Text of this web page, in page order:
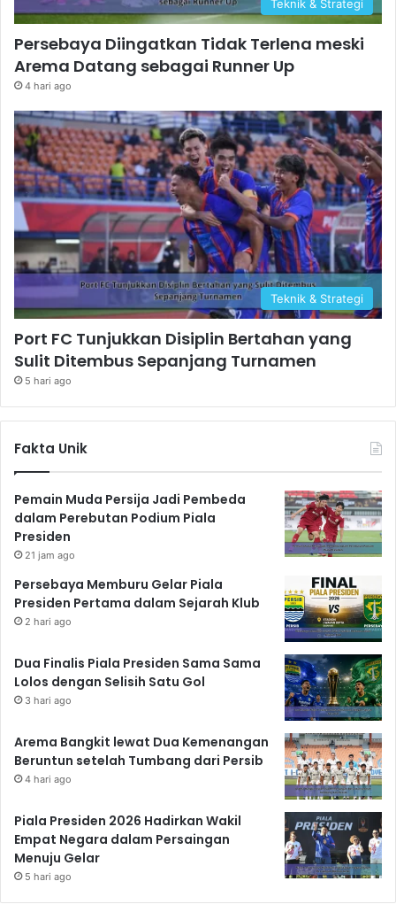
Teknik & Strategi
Persebaya Diingatkan Tidak Terlena meski
Arema Datang sebagai Runner Up
4 hari ago
Teknik & Strategi
Port FC Tunjukkan Disiplin Bertahan yang
Sulit Ditembus Sepanjang Turnamen
5 hari ago
Fakta Unik
Pemain Muda Persija Jadi Pembeda
dalam Perebutan Podium Piala
Presiden
21 jam ago
Persebaya Memburu Gelar Piala
Presiden Pertama dalam Sejarah Klub
2 hari ago
Dua Finalis Piala Presiden Sama Sama
Lolos dengan Selisih Satu Gol
3 hari ago
Arema Bangkit lewat Dua Kemenangan
Beruntun setelah Tumbang dari Persib
4 hari ago
Piala Presiden 2026 Hadirkan Wakil
Empat Negara dalam Persaingan
Menuju Gelar
5 hari ago